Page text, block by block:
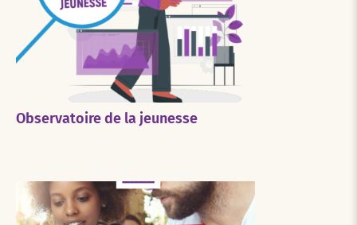
Observatoire de la jeunesse